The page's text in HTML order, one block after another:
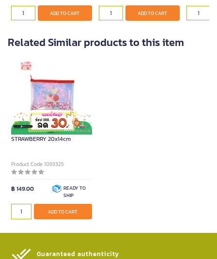
ADD TO CART ADD TO CART
Related Similar products to this item
ME.STYLE Pencil bag
STRAWBERRY 20x14cm
Product Code 1093325
฿ 149.00
READY TO
SHIP
ADD TO CART
Guaranteed authenticity​